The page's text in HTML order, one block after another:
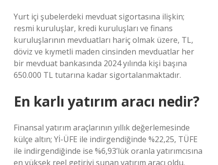
Yurt içi şubelerdeki mevduat sigortasına ilişkin;
resmi kuruluşlar, kredi kuruluşları ve finans
kuruluşlarının mevduatları hariç olmak üzere, TL,
döviz ve kıymetli maden cinsinden mevduatlar her
bir mevduat bankasında 2024 yılında kişi başına
650.000 TL tutarına kadar sigortalanmaktadır.
En karlı yatırım aracı nedir?
Finansal yatırım araçlarının yıllık değerlemesinde
külçe altın; Yİ-ÜFE ile indirgendiğinde %22,25, TÜFE
ile indirgendiğinde ise %6,93’lük oranla yatırımcısına
en yüksek reel getiriyi sunan yatırım aracı oldu.